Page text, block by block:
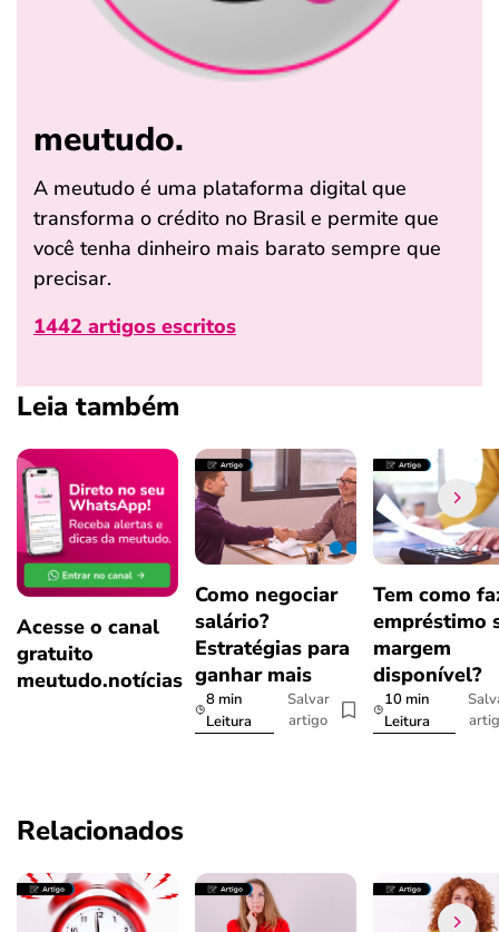
meutudo.
A meutudo é uma plataforma digital que
transforma o crédito no Brasil e permite que
você tenha dinheiro mais barato sempre que
precisar.
1442 artigos escritos
Leia também
Acesse o canal
gratuito
meutudo.notícias
Como negociar
salário?
Estratégias para
ganhar mais
8 min
Leitura
Salvar
artigo
Tem como
empréstimo
margem
disponível?
10 min
Leitura
Relacionados